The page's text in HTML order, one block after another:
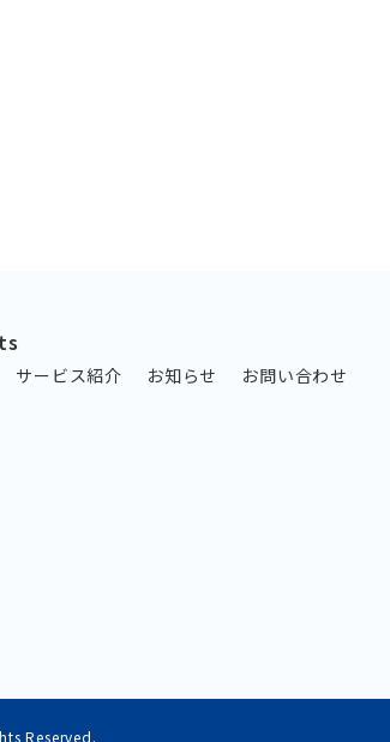
サービス紹介 お知らせ お問い合わせ
Reserved.